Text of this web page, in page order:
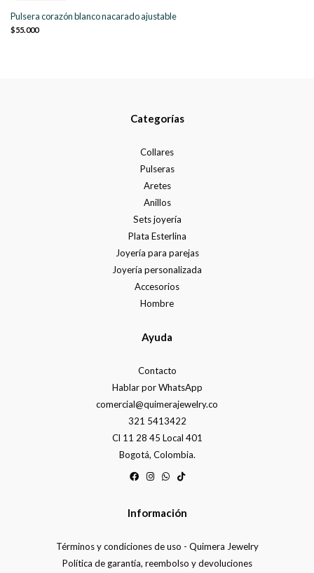
Pulsera corazón blanco nacarado ajustable
$55.000
Categorías
Collares
Pulseras
Aretes
Anillos
Sets joyería
Plata Esterlina
Joyería para parejas
Joyería personalizada
Accesorios
Hombre
Ayuda
Contacto
Hablar por WhatsApp
comercial@quimerajewelry.co
321 5413422
Cl 11 28 45 Local 401
Bogotá, Colombia.
Información
Términos y condiciones de uso - Quimera Jewelry
Política de garantía, reembolso y devoluciones